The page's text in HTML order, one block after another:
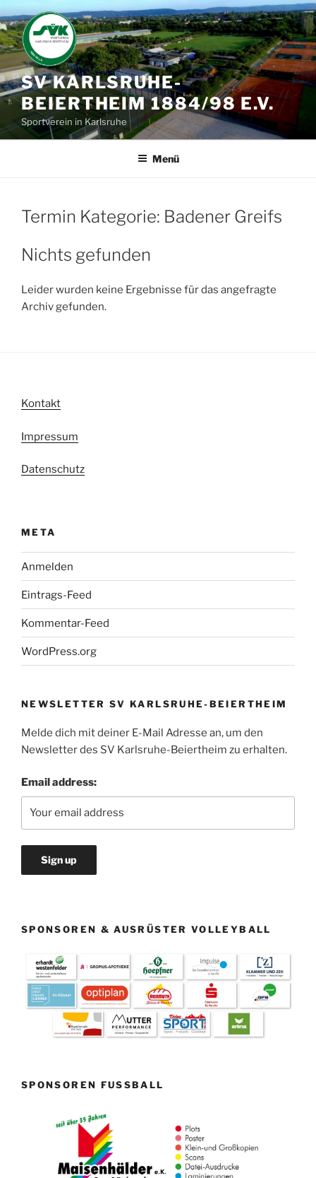
Zum
Inhalt
springen
SV KARLSRUHE-
BEIERTHEIM 1884/98 E.V.
Sportverein in Karlsruhe
Menü
Termin Kategorie: Badener Greifs
Nichts gefunden
Leider wurden keine Ergebnisse für das angefragte
Archiv gefunden.
Kontakt
Impressum
Datenschutz
META
Anmelden
Eintrags-Feed
Kommentar-Feed
WordPress.org
NEWSLETTER SV KARLSRUHE-BEIERTHEIM
Melde dich mit deiner E-Mail Adresse an, um den
Newsletter des SV Karlsruhe-Beiertheim zu erhalten.
Email address:
SPONSOREN & AUSRÜSTER VOLLEYBALL
SPONSOREN FUSSBALL